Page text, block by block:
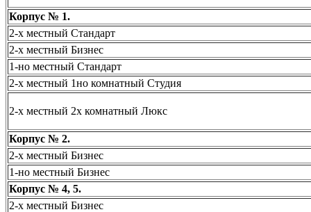
Корпус № 1.
2-х местный Стандарт
2-х местный Бизнес
1-но местный Стандарт
2-х местный 1но комнатный Студия
2-х местный 2х комнатный Люкс
Корпус № 2.
2-х местный Бизнес
1-но местный Бизнес
Корпус № 4, 5.
2-х местный Бизнес